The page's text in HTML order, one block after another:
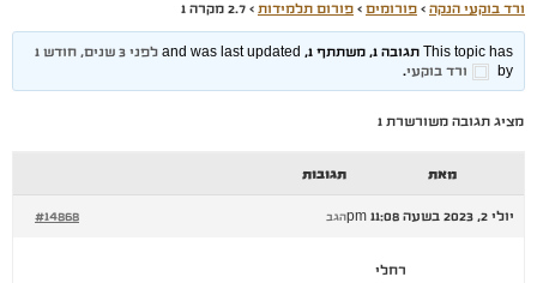
ורד בוקעי הנקה › פורומים › פורום תלמידות › 2.7 מקרה 1
This topic has תגובה 1, משתתף 1, and was last updated
לפני 3 שנים, חודש 1
by
ורד בוקעי.
מציג תגובה משורשרת 1
מאת תגובות
יולי 2, 2023 בשעה 11:08 pm #14868 הגב
רחלי